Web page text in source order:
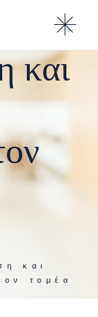
και
και
τομέα